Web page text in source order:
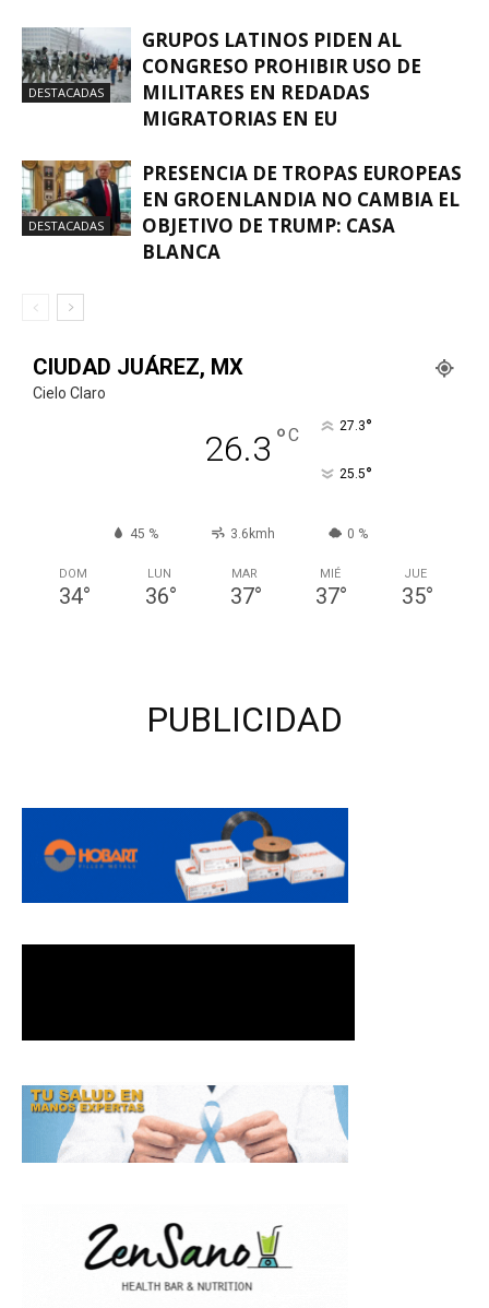
DESTACADAS
GRUPOS LATINOS PIDEN AL
CONGRESO PROHIBIR USO DE
MILITARES EN REDADAS
MIGRATORIAS EN EU
DESTACADAS
PRESENCIA DE TROPAS EUROPEAS
EN GROENLANDIA NO CAMBIA EL
OBJETIVO DE TRUMP: CASA
BLANCA
CIUDAD JUÁREZ, MX
Cielo Claro
26.3 °C 27.3°
25.5°
45 % 3.6kmh 0 %
DOM
34°
LUN
36°
MAR
37°
MIÉ
37°
JUE
35°
PUBLICIDAD